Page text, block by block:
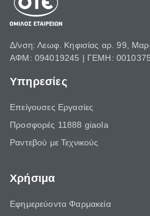
Δ/νση: Λεωφ. Κηφισίας αρ. 99,
ΑΦΜ: 094019245 | ΓΕΜΗ:
Υπηρεσίες
Επείγουσες Εργασίες
Προσφορές 11888 giaola
Ραντεβού με Τεχνικούς
Χρήσιμα
Εφημερεύοντα Φαρμακεία